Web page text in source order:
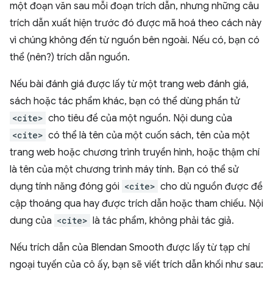
một đoạn văn sau mỗi đoạn trích dẫn, nhưng những câu
trích dẫn xuất hiện trước đó được mã hoá theo cách này
vì chúng không đến từ nguồn bên ngoài. Nếu có, bạn có
thể (nên?) trích dẫn nguồn.
Nếu bài đánh giá được lấy từ một trang web đánh giá,
sách hoặc tác phẩm khác, bạn có thể dùng phần tử
<cite> cho tiêu đề của một nguồn. Nội dung của
<cite> có thể là tên của một cuốn sách, tên của một
trang web hoặc chương trình truyền hình, hoặc thậm chí
là tên của một chương trình máy tính. Bạn có thể sử
dụng tính năng đóng gói <cite> cho dù nguồn được đề
cập thoáng qua hay được trích dẫn hoặc tham chiếu. Nội
dung của <cite> là tác phẩm, không phải tác giả.
Nếu trích dẫn của Blendan Smooth được lấy từ tạp chí
ngoại tuyến của cô ấy, bạn sẽ viết trích dẫn khối như sau: